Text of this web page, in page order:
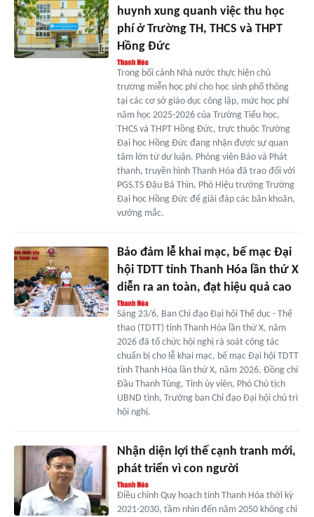
huynh xung quanh việc thu học
phí ở Trường TH, THCS và THPT
Hồng Đức
Trong bối cảnh Nhà nước thực hiện chủ
trương miễn học phí cho học sinh phổ thông
tại các cơ sở giáo dục công lập, mức học phí
năm học 2025-2026 của Trường Tiểu học,
THCS và THPT Hồng Đức, trực thuộc Trường
Đại học Hồng Đức đang nhận được sự quan
tâm lớn từ dư luận. Phóng viên Báo và Phát
thanh, truyền hình Thanh Hóa đã trao đổi với
PGS.TS Đậu Bá Thìn, Phó Hiệu trưởng Trường
Đại học Hồng Đức để giải đáp các băn khoăn,
vướng mắc.
Bảo đảm lễ khai mạc, bế mạc Đại
hội TDTT tỉnh Thanh Hóa lần thứ X
diễn ra an toàn, đạt hiệu quả cao
Sáng 23/6, Ban Chỉ đạo Đại hội Thể dục - Thể
thao (TDTT) tỉnh Thanh Hóa lần thứ X, năm
2026 đã tổ chức hội nghị rà soát công tác
chuẩn bị cho lễ khai mạc, bế mạc Đại hội TDTT
tỉnh Thanh Hóa lần thứ X, năm 2026. Đồng chí
Đầu Thanh Tùng, Tỉnh ủy viên, Phó Chủ tịch
UBND tỉnh, Trưởng ban Chỉ đạo Đại hội chủ trì
hội nghị.
Nhận diện lợi thế cạnh tranh mới,
phát triển vì con người
Điều chỉnh Quy hoạch tỉnh Thanh Hóa thời kỳ
2021-2030, tầm nhìn đến năm 2050 không chỉ